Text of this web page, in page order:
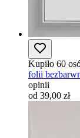
Kupiło 60
folii
opinii
od 39,00 zł